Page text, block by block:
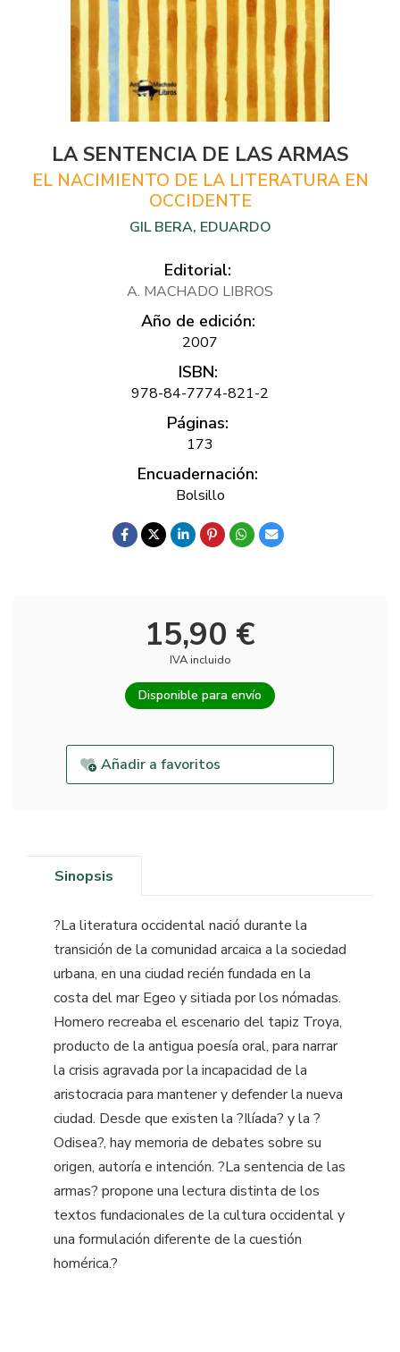
LA SENTENCIA DE LAS ARMAS
EL NACIMIENTO DE LA LITERATURA EN
OCCIDENTE
GIL BERA, EDUARDO
Editorial:
A. MACHADO LIBROS
Año de edición:
2007
ISBN:
978-84-7774-821-2
Páginas:
173
Encuadernación:
Bolsillo
15,90 €
IVA incluido
Disponible para envío
Añadir a favoritos
Sinopsis
?La literatura occidental nació durante la
transición de la comunidad arcaica a la sociedad
urbana, en una ciudad recién fundada en la
costa del mar Egeo y sitiada por los nómadas.
Homero recreaba el escenario del tapiz Troya,
producto de la antigua poesía oral, para narrar
la crisis agravada por la incapacidad de la
aristocracia para mantener y defender la nueva
ciudad. Desde que existen la ?Ilíada? y la ?
Odisea?, hay memoria de debates sobre su
origen, autoría e intención. ?La sentencia de las
armas? propone una lectura distinta de los
textos fundacionales de la cultura occidental y
una formulación diferente de la cuestión
homérica.?